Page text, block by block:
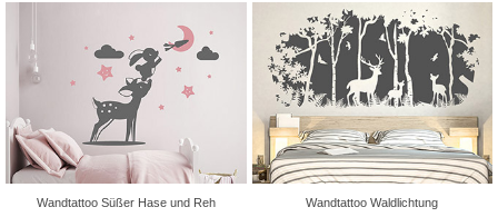
Wandtattoo Süßer Hase und Reh
Wandtattoo Waldlichtung